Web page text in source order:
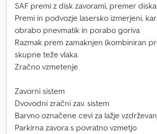
SAF premi z disk zavorami, premer
Premi in podvozje lasersko izmerjeni,
obrabo pnevmatik in porabo goriva
Razmak prem zamaknjen (kombiniran
skupne teže vlaka
Zračno vzmetenje
Zavorni sistem
Dvovodni zračni zav. sistem
Barvno označene cevi za lažje
Parkirna zavora s povratno vzmetjo